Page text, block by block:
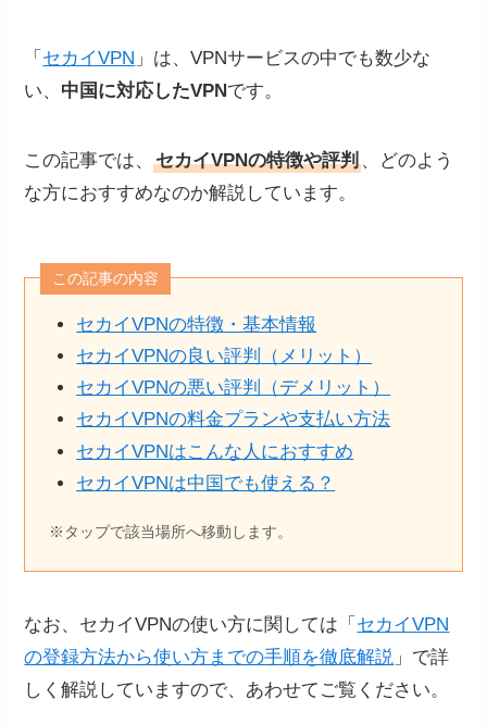
「 セカイVPN 」は、VPNサービスの中でも数少な
い、 中国に対応したVPNです。
この記事では、セカイVPNの特徴や評判、どのよう
な方におすすめなのか解説しています。
この記事の内容
セカイVPNの特徴・基本情報
セカイVPNの良い評判（メリット）
セカイVPNの悪い評判（デメリット）
セカイVPNの料金プランや支払い方法
セカイVPNはこんな人におすすめ
セカイVPNは中国でも使える？
※タップで該当場所へ移動します。
なお、セカイVPNの使い方に関しては「 セカイVPN
の登録方法から使い方までの手順を徹底解説 」で詳
しく解説していますので、あわせてご覧ください。